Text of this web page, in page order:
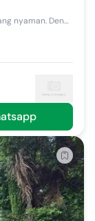
Tanah 1 lantai di Cikeas, Bogor. Dijual di wilayah yang nyaman. Dengan spesifikasinya adalah sebagai berikut: - Sertifikat: SHM - Sertifikat Hak...